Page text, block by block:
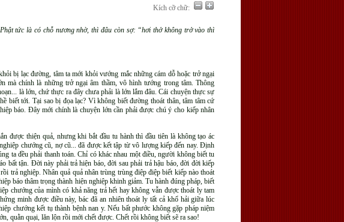
Kích cỡ chữ:
tức là có chỗ nương nhờ, thì đâu còn sợ: “hơi thở không trở vào thì
bị lạc đường, tâm ta mới khỏi vướng mắc những cám dỗ hoặc trở ngại
chính là những trở ngại âm thầm, vô hình tướng trong tâm. Thông
là lớn, chứ thực ra đây chưa phải là lớn lắm đâu. Cái chuyện thực sự
biết tới. Tại sao bị đọa lạc? Vì không biết đường thoát thân, tâm tâm cứ
báo. Đây mới chính là chuyện lớn cần phải được chú ý cho kiếp nhân
được thiện quả, nhưng khi bắt đầu tu hành thì đầu tiên là không tạo ác
chướng cũ, nợ cũ... đã được kết tập từ vô lượng kiếp đến nay. Định
ta đều phải thanh toán. Chỉ có khác nhau một điều, người không biết tu
bất tận. Đời này phải trả hiện báo, đời sau phải trả hậu báo, đời đời kiếp
trả nghiệp. Nhân quả quả nhân trùng trùng điệp điệp biết kiếp nào thoát
báo thâm trọng thành hiện nghiệp khinh giảm. Tu hành đúng pháp, biết
chướng của mình có khả năng trả hết hay không vẫn được thoát ly tam
minh được điều này, bác đã an nhiên thoát ly tất cả khổ hải giữa lúc
chướng kết tụ thành bệnh nan y. Nếu bất phước không gặp pháp niệm
quằn quại, lăn lộn rồi mới chết được. Chết rồi không biết sẽ ra sao!